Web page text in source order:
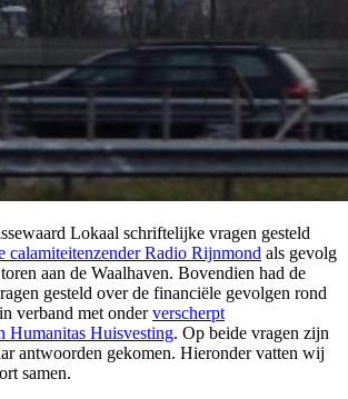
Lokaal schriftelijke vragen gesteld
calamiteitenzender Radio Rijnmond als gevolg
aan de Waalhaven. Bovendien had de
gesteld over de financiële gevolgen rond
verband met onderverscherpt
Humanitas Huisvesting. Op beide vragen zijn
antwoorden gekomen. Hieronder vatten wij
samen.